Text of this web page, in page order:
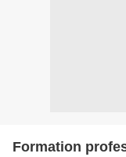
Formation